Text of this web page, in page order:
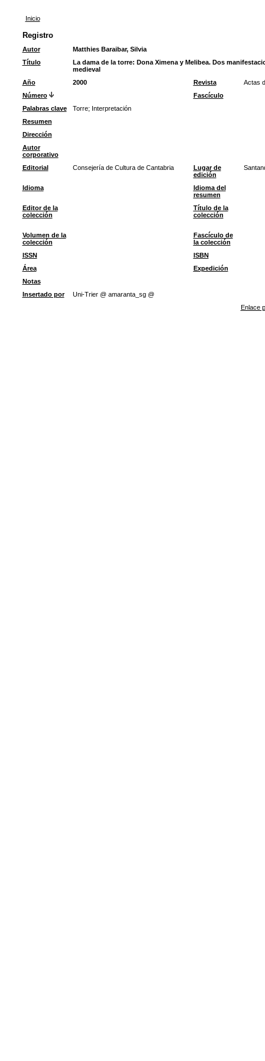
Inicio
Registro
Autor
Matthies Baraibar, Silvia
Título
La dama de la torre: Dona Ximena y Melibea. Dos
medieval
Año
2000 Revista
Actas
Número
Fascículo
Palabras clave
Torre; Interpretación
Resumen
Dirección
Autor
corporativo
Editorial
Consejería de Cultura de Cantabria
Lugar de
edición
Idioma
Idioma del
resumen
Editor de la
colección
Título de la
colección
Volumen de la
colección
Fascículo de
la colección
ISSN
ISBN
Área
Expedición
Notas
Insertado por
Uni-Trier @ amaranta_sg @
Enlace